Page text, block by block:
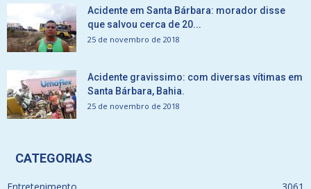
Acidente em Santa Bárbara: morador disse
que salvou cerca de 20...
25 de novembro de 2018
Acidente gravissimo: com diversas vítimas em
Santa Bárbara, Bahia.
25 de novembro de 2018
CATEGORIAS